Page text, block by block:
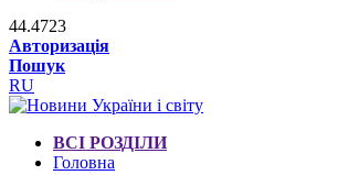
44.4723
Авторизація
Пошук
RU
ВСІ РОЗДІЛИ
Головна